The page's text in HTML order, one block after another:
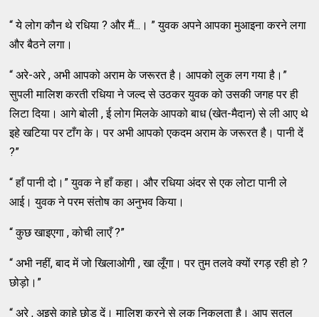
“ ये लोग कौन थे रधिया ? और मैं...। ” युवक अपने आपका मुआइना करने लगा
और बैठने लगा।
“ अरे-अरे , अभी आपको अराम के जरूरत है। आपको लुक लग गया है।”
सुपली मालिश करती रधिया ने जल्द से उठकर युवक को उसकी जगह पर ही
लिटा दिया। आगे बोली , ई लोग मिलके आपको बाध (खेत-मैदान) से ली आए थे
इहे खटिया पर टाँग के। पर अभी आपको एकदम अराम के जरूरत है। पानी दें
?”
“ हाँ पानी दो।” युवक ने हाँ कहा। और रधिया अंदर से एक लोटा पानी ले
आई। युवक ने परम संतोष का अनुभव किया।
“ कुछ खाइएगा , कोची लाएँ ?”
“ अभी नहीं, बाद में जो खिलाओगी , खा लूँगा। पर तुम तलवे क्यों रगड़ रही हो ?
छोड़ो।”
“ अरे , अइसे काहे छोड़ दें। मालिश करने से लुक निकलता है। आप सुतल